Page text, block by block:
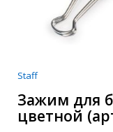
Staff
Зажим для
цветной